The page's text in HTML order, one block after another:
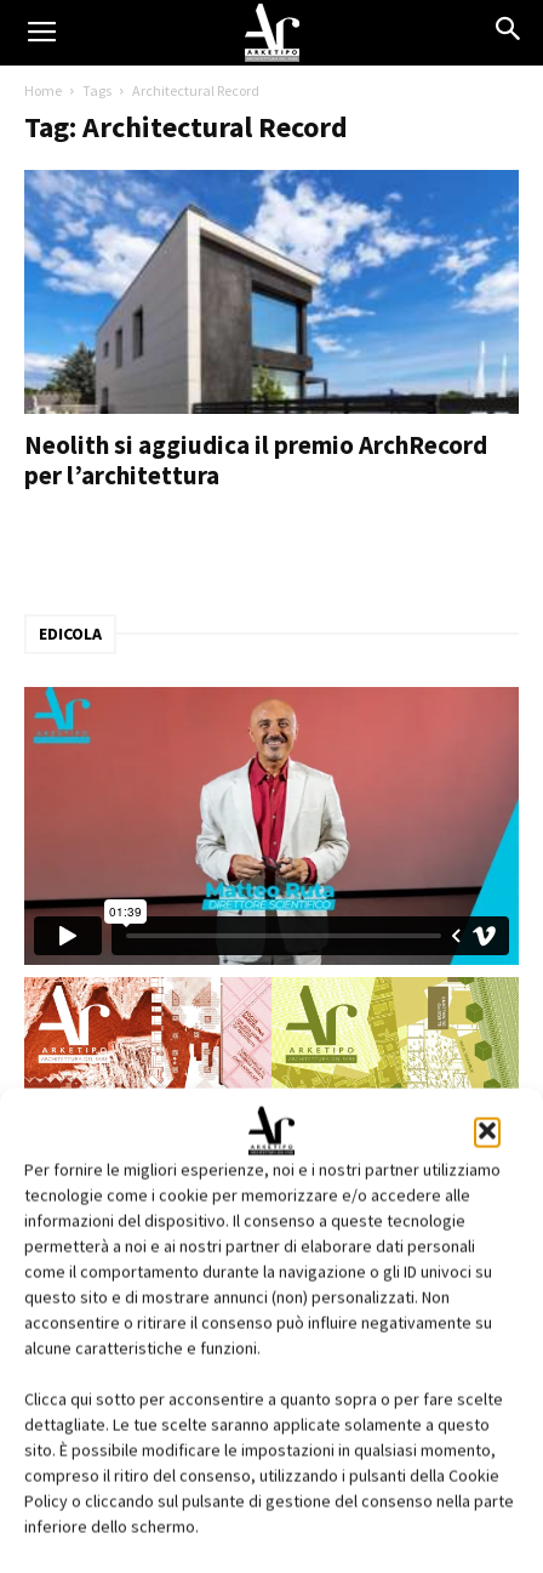
Per fornire le migliori esperienze, noi e i nostri partner utilizziamo
tecnologie come i cookie per memorizzare e/o accedere alle
informazioni del dispositivo. Il consenso a queste tecnologie
permetterà a noi e ai nostri partner di elaborare dati personali
come il comportamento durante la navigazione o gli ID univoci su
questo sito e di mostrare annunci (non) personalizzati. Non
acconsentire o ritirare il consenso può influire negativamente su
alcune caratteristiche e funzioni.
Clicca qui sotto per acconsentire a quanto sopra o per fare scelte
dettagliate. Le tue scelte saranno applicate solamente a questo
sito. È possibile modificare le impostazioni in qualsiasi momento,
compreso il ritiro del consenso, utilizzando i pulsanti della Cookie
Policy o cliccando sul pulsante di gestione del consenso nella parte
inferiore dello schermo.
Home Tags Architectural Record
Tag: Architectural Record
Neolith si aggiudica il premio ArchRecord
per l’architettura
EDICOLA
Edicola web
Abbonati e regala
Iscriviti alla newsletter